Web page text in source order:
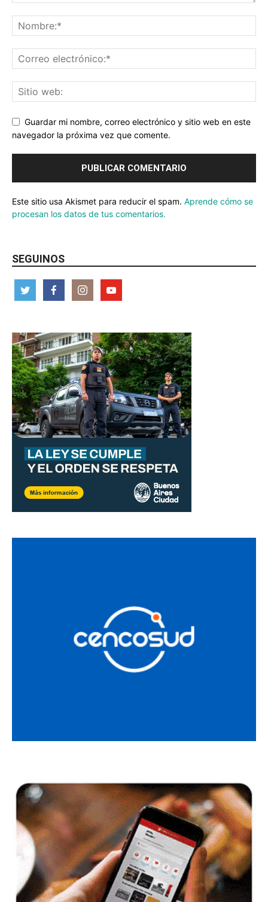
Guardar mi nombre, correo electrónico y sitio web en este
navegador la próxima vez que comente.
Este sitio usa Akismet para reducir el spam. Aprende cómo se
procesan los datos de tus comentarios.
SEGUINOS